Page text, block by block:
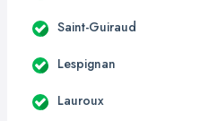
Saint-Guiraud
Lespignan
Lauroux